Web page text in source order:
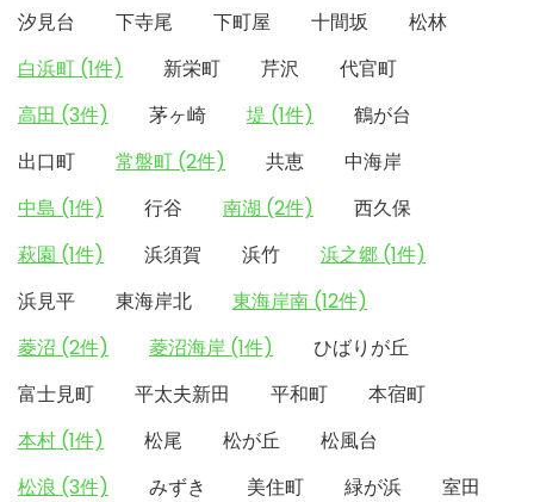
汐見台
下寺尾 下町屋 十間坂
松林
白浜町 (1件)
新栄町 芹沢
代官町
高田 (3件)
茅ヶ崎 堤 (1件)
鶴が台
出口町
常盤町 (2件) 共恵
中海岸
中島 (1件)
行谷 南湖 (2件)
西久保
萩園 (1件)
浜須賀 浜竹
浜之郷 (1件)
浜見平
東海岸北
東海岸南 (12件)
菱沼 (2件)
菱沼海岸 (1件)
ひばりが丘
富士見町
平太夫新田 平和町
本宿町
本村 (1件)
松尾 松が丘
松風台
松浪 (3件)
みずき 美住町 緑が浜
室田